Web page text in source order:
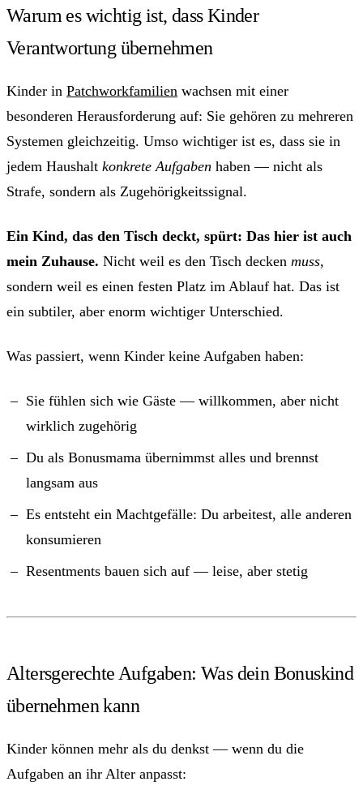
Warum es wichtig ist, dass Kinder
Verantwortung übernehmen
Kinder in Patchworkfamilien wachsen mit einer
besonderen Herausforderung auf: Sie gehören zu mehreren
Systemen gleichzeitig. Umso wichtiger ist es, dass sie in
jedem Haushalt konkrete Aufgaben haben — nicht als
Strafe, sondern als Zugehörigkeitssignal.
Ein Kind, das den Tisch deckt, spürt: Das hier ist auch
mein Zuhause. Nicht weil es den Tisch decken muss,
sondern weil es einen festen Platz im Ablauf hat. Das ist
ein subtiler, aber enorm wichtiger Unterschied.
Was passiert, wenn Kinder keine Aufgaben haben:
Sie fühlen sich wie Gäste — willkommen, aber nicht
wirklich zugehörig
Du als Bonusmama übernimmst alles und brennst
langsam aus
Es entsteht ein Machtgefälle: Du arbeitest, alle anderen
konsumieren
Resentments bauen sich auf — leise, aber stetig
Altersgerechte Aufgaben: Was dein Bonuskind
übernehmen kann
Kinder können mehr als du denkst — wenn du die
Aufgaben an ihr Alter anpasst: